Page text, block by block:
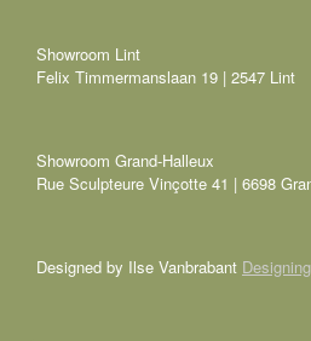
Showroom Lint
Felix Timmermanslaan 19 | 2547 Lint
Showroom Grand-Halleux
Rue Sculpteure Vinçotte 41 | 6698
Designed by Ilse Vanbrabant